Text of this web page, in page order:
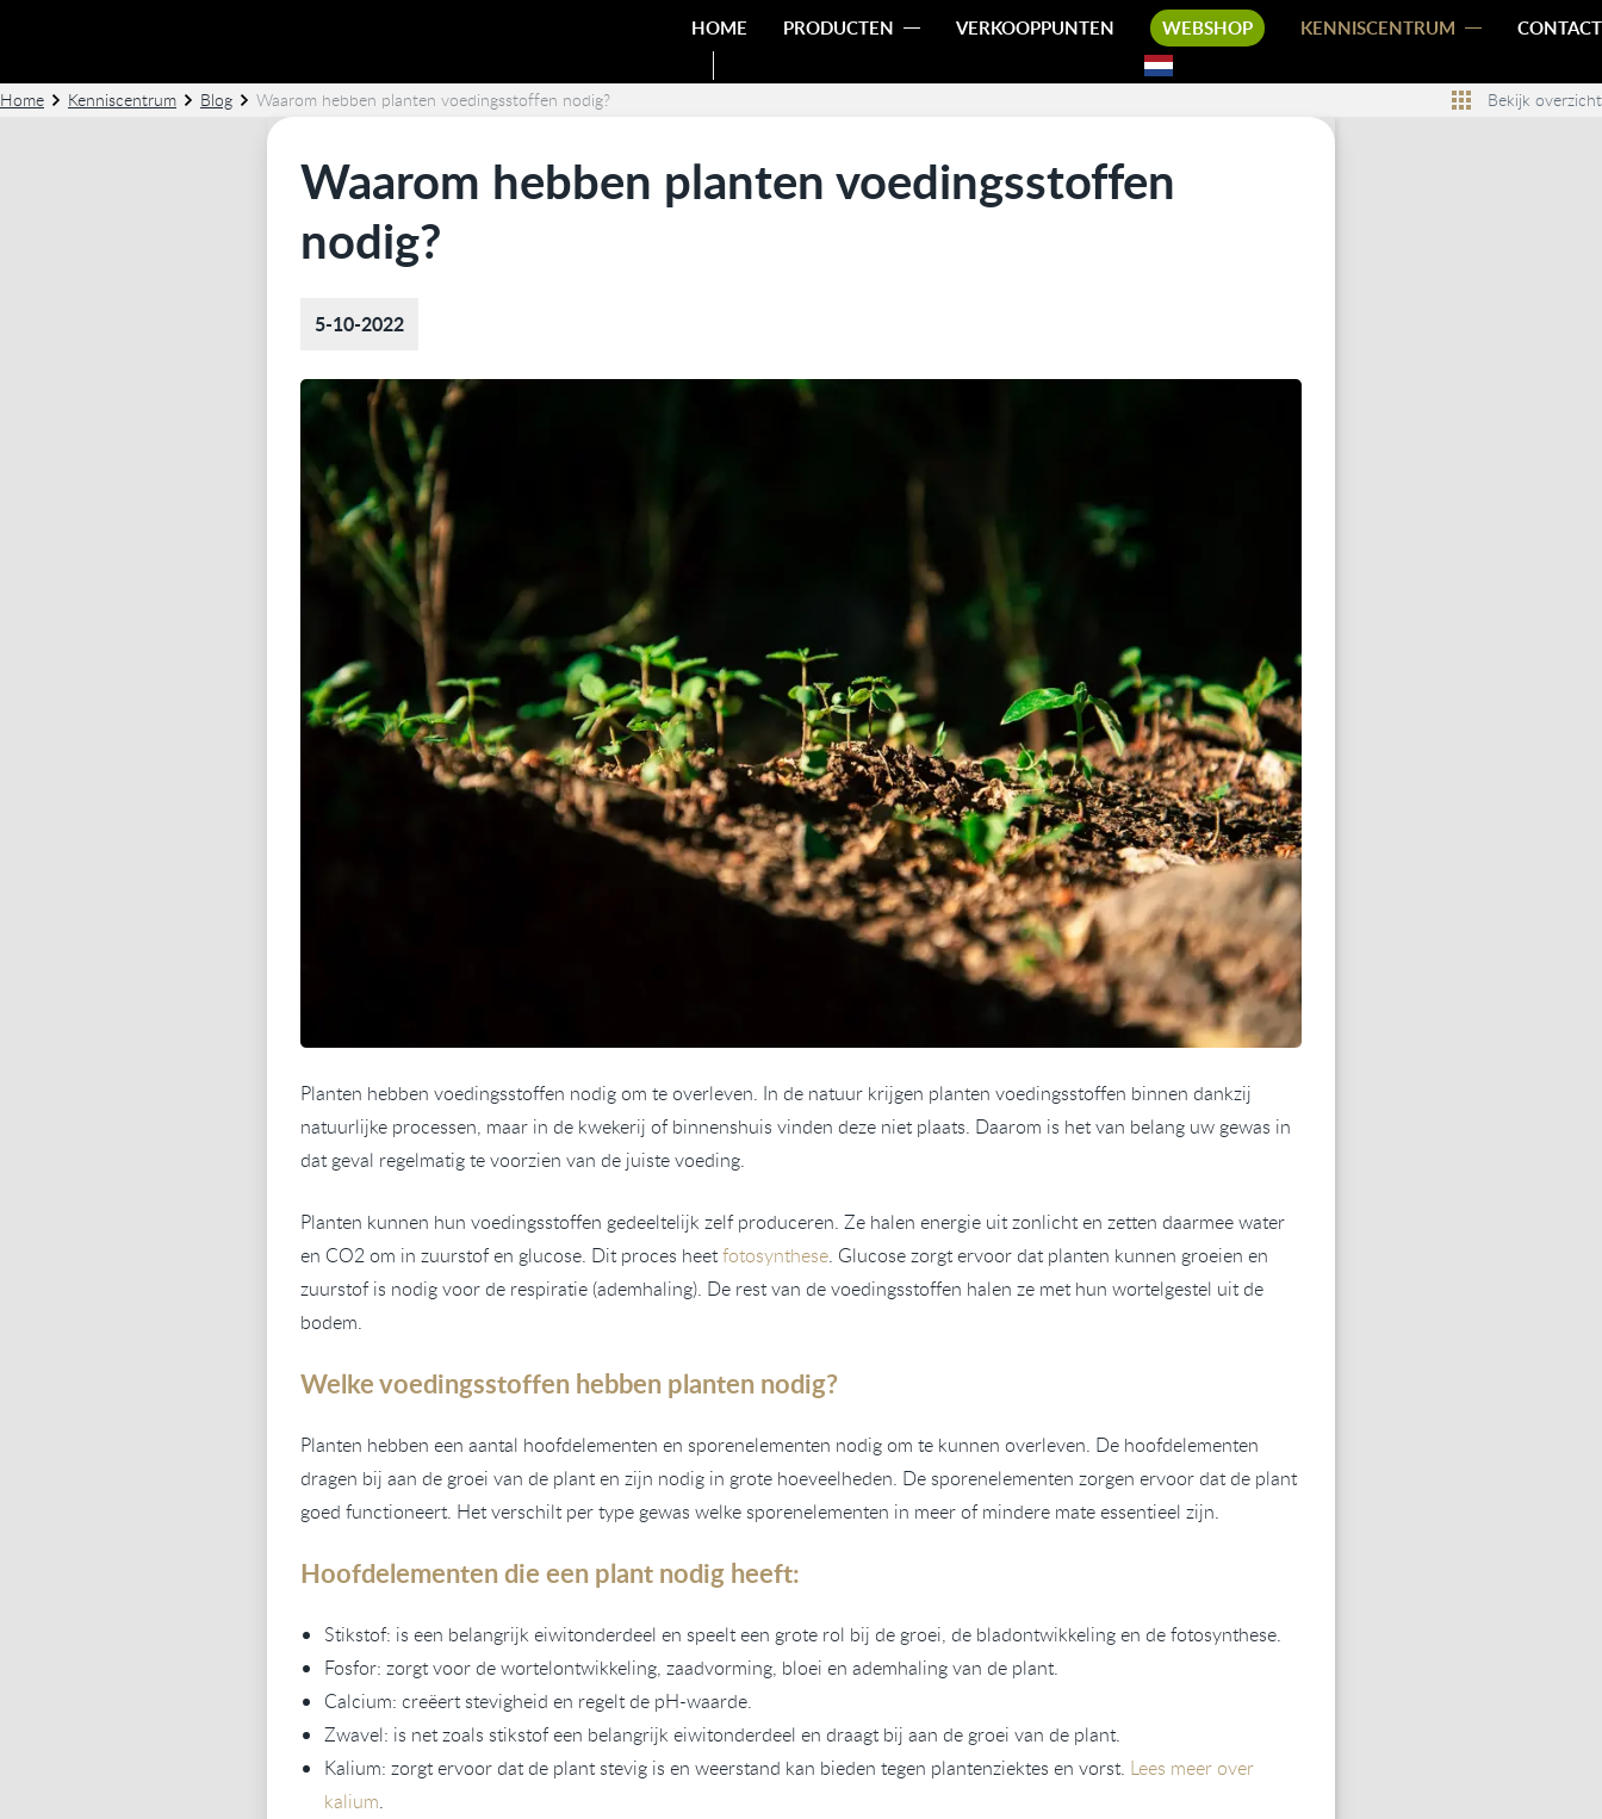
HOME PRODUCTEN VERKOOPPUNTEN WEBSHOP KENNISCENTRUM CONTACT
Home Kenniscentrum Blog Waarom hebben planten voedingsstoffen nodig? Bekijk overzicht
Waarom hebben planten voedingsstoffen
nodig?
5-10-2022
Planten hebben voedingsstoffen nodig om te overleven. In de natuur krijgen planten voedingsstoffen binnen dankzij
natuurlijke processen, maar in de kwekerij of binnenshuis vinden deze niet plaats. Daarom is het van belang uw gewas in
dat geval regelmatig te voorzien van de juiste voeding.
Planten kunnen hun voedingsstoffen gedeeltelijk zelf produceren. Ze halen energie uit zonlicht en zetten daarmee water
en CO2 om in zuurstof en glucose. Dit proces heetfotosynthese. Glucose zorgt ervoor dat planten kunnen groeien en
zuurstof is nodig voor de respiratie (ademhaling). De rest van de voedingsstoffen halen ze met hun wortelgestel uit de
bodem.
Welke voedingsstoffen hebben planten nodig?
Planten hebben een aantal hoofdelementen en sporenelementen nodig om te kunnen overleven. De hoofdelementen
dragen bij aan de groei van de plant en zijn nodig in grote hoeveelheden. De sporenelementen zorgen ervoor dat de plant
goed functioneert. Het verschilt per type gewas welke sporenelementen in meer of mindere mate essentieel zijn.
Hoofdelementen die een plant nodig heeft:
Stikstof: is een belangrijk eiwitonderdeel en speelt een grote rol bij de groei, de bladontwikkeling en de fotosynthese.
Fosfor: zorgt voor de wortelontwikkeling, zaadvorming, bloei en ademhaling van de plant.
Calcium: creëert stevigheid en regelt de pH-waarde.
Zwavel: is net zoals stikstof een belangrijk eiwitonderdeel en draagt bij aan de groei van de plant.
Kalium: zorgt ervoor dat de plant stevig is en weerstand kan bieden tegen plantenziektes en vorst. Lees meer over
kalium.